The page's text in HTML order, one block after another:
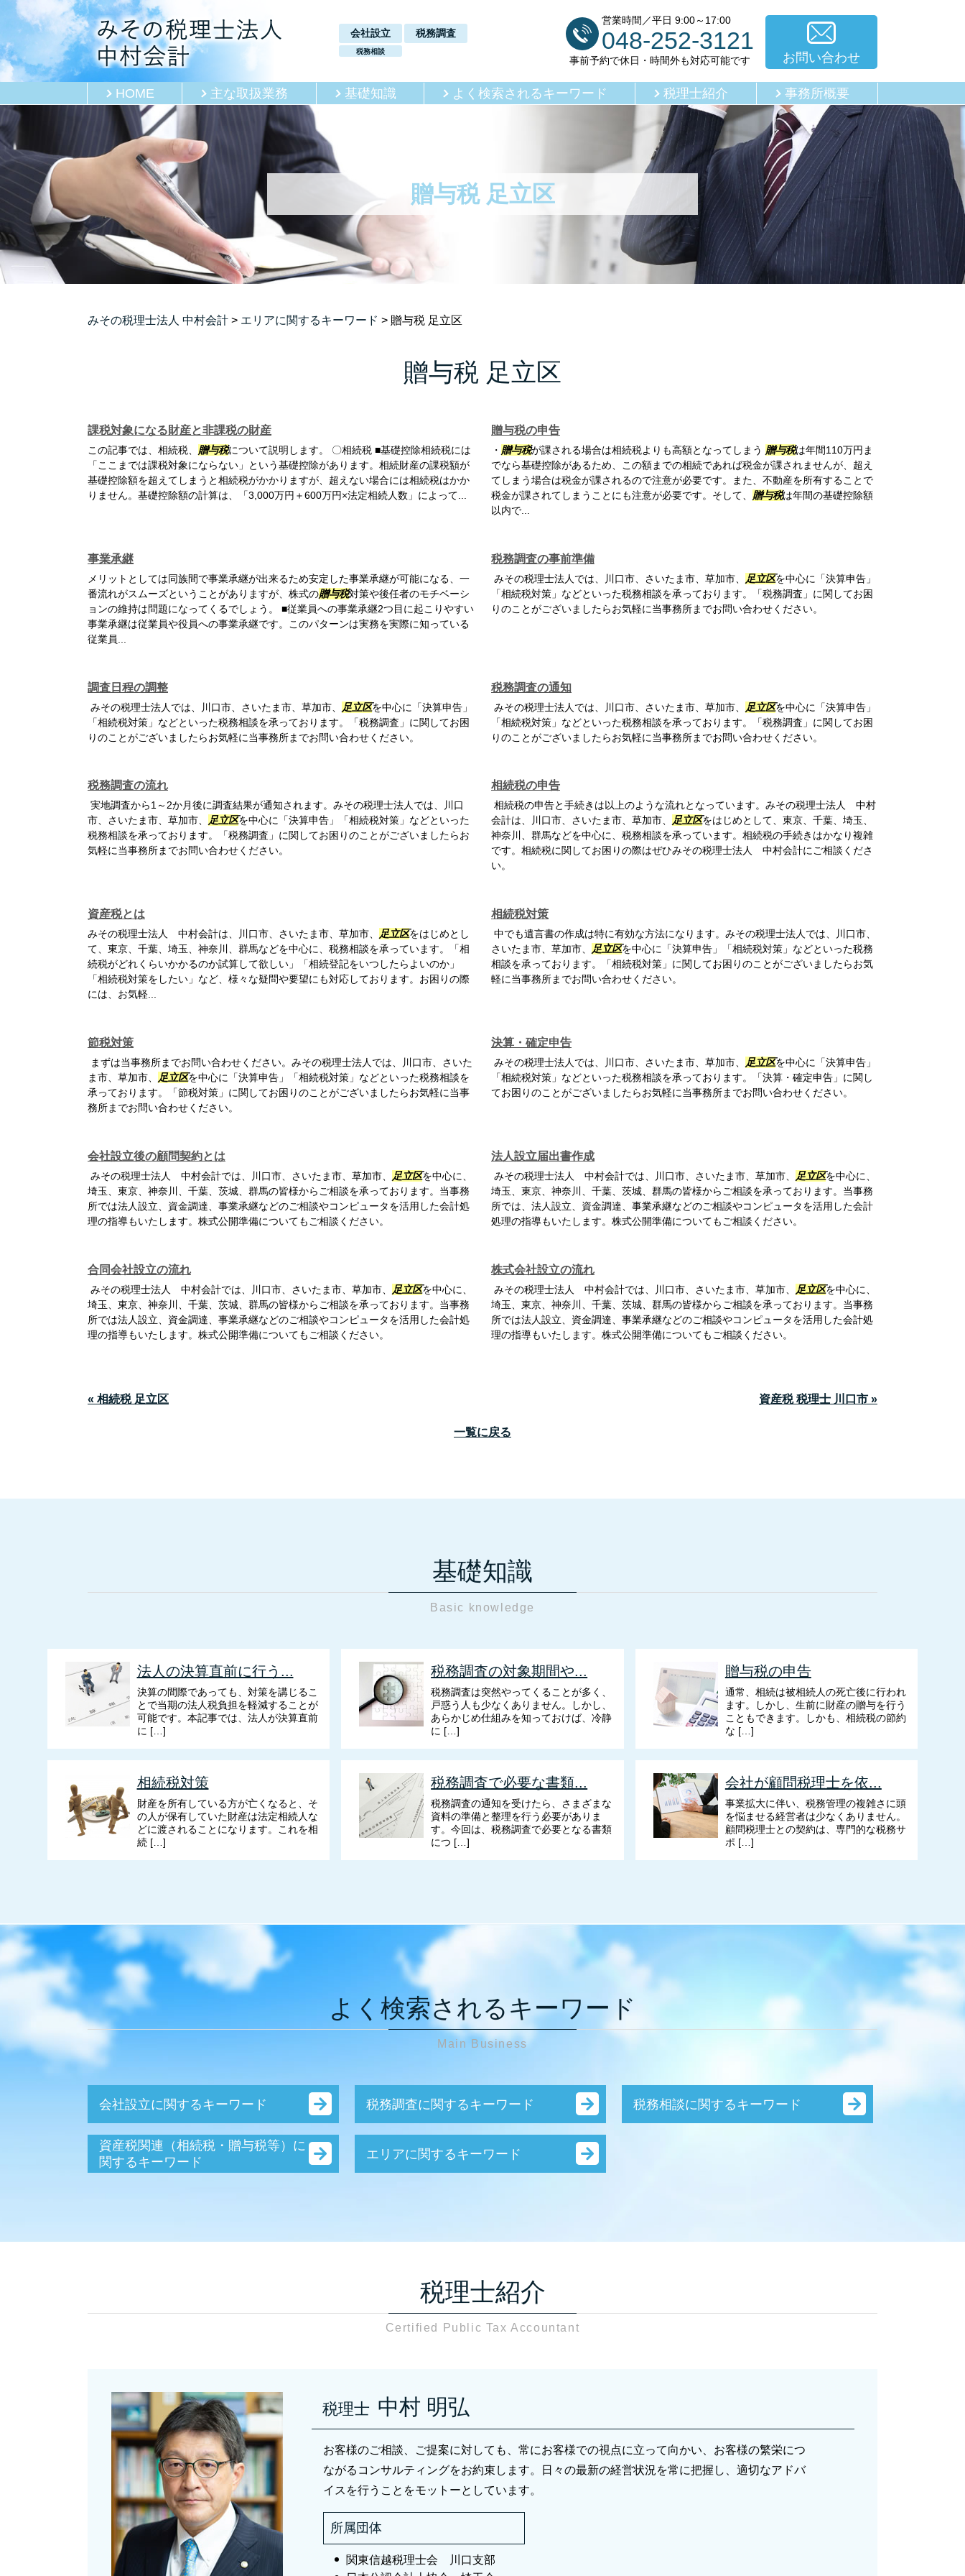
贈与税 足立区
会社設立 税務調査
税務相談
営業時間／平日 9:00～17:00
048-252-3121
事前予約で休日・時間外も対応可能です お問い合わせ
HOME 主な取扱業務 基礎知識 よく検索されるキーワード 税理士紹介 事務所概要
みその税理士法人 中村会計 > エリアに関するキーワード > 贈与税 足立区
贈与税 足立区
課税対象になる財産と非課税の財産
この記事では、相続税、 贈与税について説明します。 〇相続税 ■基礎控除相続税には
「ここまでは課税対象にならない」という基礎控除があります。相続財産の課税額が
基礎控除額を超えてしまうと相続税がかかりますが、超えない場合には相続税はかか
りません。基礎控除額の計算は、「3,000万円＋600万円×法定相続人数」によって...
贈与税の申告
・ 贈与税が課される場合は相続税よりも高額となってしまう 贈与税は年間110万円ま
でなら基礎控除があるため、この額までの相続であれば税金が課されませんが、超え
てしまう場合は税金が課されるので注意が必要です。また、不動産を所有することで
税金が課されてしまうことにも注意が必要です。そして、 贈与税は年間の基礎控除額
以内で...
事業承継
メリットとしては同族間で事業承継が出来るため安定した事業承継が可能になる、一
番流れがスムーズということがありますが、株式の贈与税対策や後任者のモチベーシ
ョンの維持は問題になってくるでしょう。 ■従業員への事業承継2つ目に起こりやすい
事業承継は従業員や役員への事業承継です。このパターンは実務を実際に知っている
従業員...
税務調査の事前準備
みその税理士法人では、川口市、さいたま市、草加市、 足立区を中心に「決算申告」
「相続税対策」などといった税務相談を承っております。「税務調査」に関してお困
りのことがございましたらお気軽に当事務所までお問い合わせください。
調査日程の調整
みその税理士法人では、川口市、さいたま市、草加市、 足立区を中心に「決算申告」
「相続税対策」などといった税務相談を承っております。「税務調査」に関してお困
りのことがございましたらお気軽に当事務所までお問い合わせください。
税務調査の通知
みその税理士法人では、川口市、さいたま市、草加市、 足立区を中心に「決算申告」
「相続税対策」などといった税務相談を承っております。「税務調査」に関してお困
りのことがございましたらお気軽に当事務所までお問い合わせください。
税務調査の流れ
実地調査から1～2か月後に調査結果が通知されます。みその税理士法人では、川口
市、さいたま市、草加市、 足立区を中心に「決算申告」「相続税対策」などといった
税務相談を承っております。「税務調査」に関してお困りのことがございましたらお
気軽に当事務所までお問い合わせください。
相続税の申告
相続税の申告と手続きは以上のような流れとなっています。みその税理士法人 中村
会計は、川口市、さいたま市、草加市、 足立区をはじめとして、東京、千葉、埼玉、
神奈川、群馬などを中心に、税務相談を承っています。相続税の手続きはかなり複雑
です。相続税に関してお困りの際はぜひみその税理士法人 中村会計にご相談くださ
い。
資産税とは
みその税理士法人 中村会計は、川口市、さいたま市、草加市、 足立区をはじめとし
て、東京、千葉、埼玉、神奈川、群馬などを中心に、税務相談を承っています。「相
続税がどれくらいかかるのか試算して欲しい」「相続登記をいつしたらよいのか」
「相続税対策をしたい」など、様々な疑問や要望にも対応しております。お困りの際
には、お気軽...
相続税対策
中でも遺言書の作成は特に有効な方法になります。みその税理士法人では、川口市、
さいたま市、草加市、
足立区を中心に「決算申告」「相続税対策」などといった税務
相談を承っております。「相続税対策」に関してお困りのことがございましたらお気
軽に当事務所までお問い合わせください。
節税対策
まずは当事務所までお問い合わせください。みその税理士法人では、川口市、さいた
ま市、草加市、
足立区を中心に「決算申告」「相続税対策」などといった税務相談を
承っております。「節税対策」に関してお困りのことがございましたらお気軽に当事
務所までお問い合わせください。
決算・確定申告
みその税理士法人では、川口市、さいたま市、草加市、 足立区を中心に「決算申告」
「相続税対策」などといった税務相談を承っております。「決算・確定申告」に関し
てお困りのことがございましたらお気軽に当事務所までお問い合わせください。
会社設立後の顧問契約とは
みその税理士法人 中村会計では、川口市、さいたま市、草加市、 足立区を中心に、
埼玉、東京、神奈川、千葉、茨城、群馬の皆様からご相談を承っております。当事務
所では法人設立、資金調達、事業承継などのご相談やコンピュータを活用した会計処
理の指導もいたします。株式公開準備についてもご相談ください。
法人設立届出書作成
みその税理士法人 中村会計では、川口市、さいたま市、草加市、 足立区を中心に、
埼玉、東京、神奈川、千葉、茨城、群馬の皆様からご相談を承っております。当事務
所では、法人設立、資金調達、事業承継などのご相談やコンピュータを活用した会計
処理の指導もいたします。株式公開準備についてもご相談ください。
合同会社設立の流れ
みその税理士法人 中村会計では、川口市、さいたま市、草加市、 足立区を中心に、
埼玉、東京、神奈川、千葉、茨城、群馬の皆様からご相談を承っております。当事務
所では法人設立、資金調達、事業承継などのご相談やコンピュータを活用した会計処
理の指導もいたします。株式公開準備についてもご相談ください。
株式会社設立の流れ
みその税理士法人 中村会計では、川口市、さいたま市、草加市、 足立区を中心に、
埼玉、東京、神奈川、千葉、茨城、群馬の皆様からご相談を承っております。当事務
所では法人設立、資金調達、事業承継などのご相談やコンピュータを活用した会計処
理の指導もいたします。株式公開準備についてもご相談ください。
« 相続税 足立区 資産税 税理士 川口市 »
一覧に戻る
基礎知識
Basic knowledge
法人の決算直前に行う...
決算の間際であっても、対策を講じるこ
とで当期の法人税負担を軽減することが
可能です。本記事では、法人が決算直前
に […]
税務調査の対象期間や...
税務調査は突然やってくることが多く、
戸惑う人も少なくありません。しかし、
あらかじめ仕組みを知っておけば、冷静
に […]
贈与税の申告
通常、相続は被相続人の死亡後に行われ
ます。しかし、生前に財産の贈与を行う
こともできます。しかも、相続税の節約
な […]
相続税対策
財産を所有している方が亡くなると、そ
の人が保有していた財産は法定相続人な
どに渡されることになります。これを相
続 […]
税務調査で必要な書類...
税務調査の通知を受けたら、さまざまな
資料の準備と整理を行う必要がありま
す。今回は、税務調査で必要となる書類
につ […]
会社が顧問税理士を依...
事業拡大に伴い、税務管理の複雑さに頭
を悩ませる経営者は少なくありません。
顧問税理士との契約は、専門的な税務サ
ポ […]
よく検索されるキーワード
Main Business
会社設立に関するキーワード
会社設立 流れ
会社設立 個人事業主
役員報酬 決め方
会社設立後 手続き 代行
補助金 助成金 個人
会社設立 補助金
会社設立 自分で
法人設立届出書 書き方
税務調査に関するキーワード
税務調査 確率 相続
税務調査 個人事業主
税務調査 どこまで調べる
税務調査 当日
税務調査 通知後 修正申告
税務調査 領収書
相続税 税務調査 準備
税務調査 時期 個人事業主
税務調査 確率 法人
税務相談に関するキーワード
節税対策 法人 中小企業
節税対策 サラリーマン
事業承継
資産税関連（相続税・贈与税等）に
関するキーワード
贈与税 申告 手引き
資産税とは 税理士
固定資産税 申告書 書き方
非課税 財産
財産 贈与 非課税
固定資産税 申告
贈与税 申告 どこに
贈与税 申告期限
資産税 税理士法人
資産税 空き家
エリアに関するキーワード
税務相談 草加市
相続税 川口市
税務調査 川口市
会社設立 税理士 さいたま市
相続税 税理士 川口市
贈与税 さいたま市
会社設立 川口市
資産税関連 さいたま市
相続税 草加市
税務相談 足立区
資産税 川口市
税理士紹介
Certified Public Tax Accountant
税理士 中村 明弘
お客様のご相談、ご提案に対しても、常にお客様での視点に立って向かい、お客様の繁栄につ
ながるコンサルティングをお約束します。日々の最新の経営状況を常に把握し、適切なアドバ
イスを行うことをモットーとしています。
所属団体
関東信越税理士会 川口支部